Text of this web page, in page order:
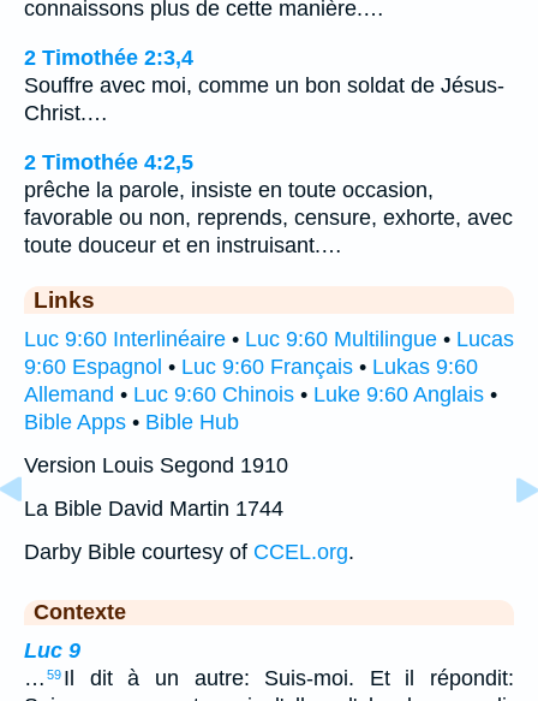
connaissons plus de cette manière.…
2 Timothée 2:3,4
Souffre avec moi, comme un bon soldat de Jésus-
Christ.…
2 Timothée 4:2,5
prêche la parole, insiste en toute occasion,
favorable ou non, reprends, censure, exhorte, avec
toute douceur et en instruisant.…
Links
Luc 9:60 Interlinéaire • Luc 9:60 Multilingue • Lucas
9:60 Espagnol • Luc 9:60 Français • Lukas 9:60
Allemand • Luc 9:60 Chinois • Luke 9:60 Anglais •
Bible Apps • Bible Hub
Version Louis Segond 1910
La Bible David Martin 1744
Darby Bible courtesy of CCEL.org.
Contexte
Luc 9
… 59 Il dit à un autre: Suis-moi. Et il répondit: